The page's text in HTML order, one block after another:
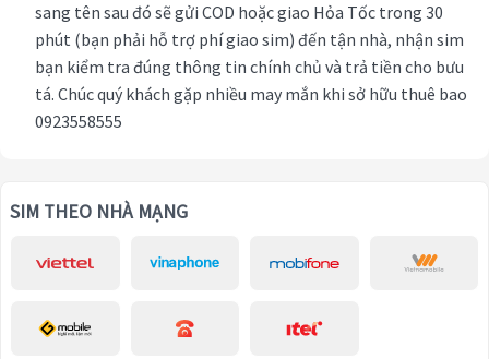
sang tên sau đó sẽ gửi COD hoặc giao Hỏa Tốc trong 30
phút (bạn phải hỗ trợ phí giao sim) đến tận nhà, nhận sim
bạn kiểm tra đúng thông tin chính chủ và trả tiền cho bưu
tá. Chúc quý khách gặp nhiều may mắn khi sở hữu thuê bao
0923558555
SIM THEO NHÀ MẠNG